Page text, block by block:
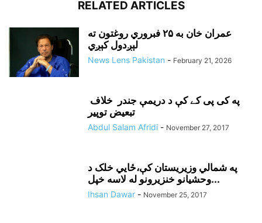
RELATED ARTICLES
عمران خان به ۲۵ فبروري روغتون ته
لېږدول کېږي
News Lens Pakistan - February 21, 2026
په کی پی کے کې د دريمې جندر خلاف
تبعيض توپير
Abdul Salam Afridi - November 27, 2017
په شمالي وزيريستان کې،ځايي خلک د
وحشيانو خنزيرونو له لاسه خپل...
Ihsan Dawar - November 25, 2017